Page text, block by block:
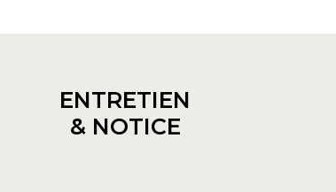
ENTRETIEN
& NOTICE